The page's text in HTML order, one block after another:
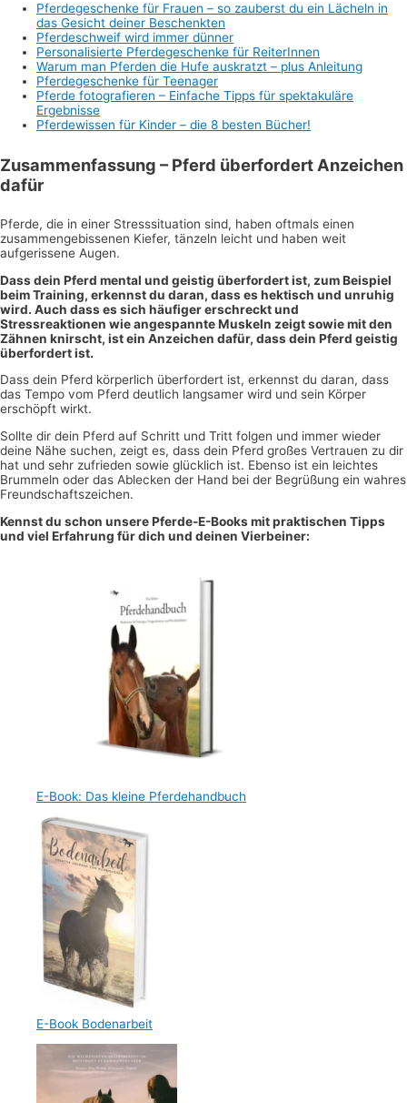
Pferdegeschenke für Frauen – so zauberst du ein Lächeln in
das Gesicht deiner Beschenkten
Pferdeschweif wird immer dünner
Personalisierte Pferdegeschenke für ReiterInnen
Warum man Pferden die Hufe auskratzt – plus Anleitung
Pferdegeschenke für Teenager
Pferde fotografieren – Einfache Tipps für spektakuläre
Ergebnisse
Pferdewissen für Kinder – die 8 besten Bücher!
Zusammenfassung – Pferd überfordert Anzeichen
dafür
Pferde, die in einer Stresssituation sind, haben oftmals einen
zusammengebissenen Kiefer, tänzeln leicht und haben weit
aufgerissene Augen.
Dass dein Pferd mental und geistig überfordert ist, zum Beispiel
beim Training, erkennst du daran, dass es hektisch und unruhig
wird. Auch dass es sich häufiger erschreckt und
Stressreaktionen wie angespannte Muskeln zeigt sowie mit den
Zähnen knirscht, ist ein Anzeichen dafür, dass dein Pferd geistig
überfordert ist.
Dass dein Pferd körperlich überfordert ist, erkennst du daran, dass
das Tempo vom Pferd deutlich langsamer wird und sein Körper
erschöpft wirkt.
Sollte dir dein Pferd auf Schritt und Tritt folgen und immer wieder
deine Nähe suchen, zeigt es, dass dein Pferd großes Vertrauen zu dir
hat und sehr zufrieden sowie glücklich ist. Ebenso ist ein leichtes
Brummeln oder das Ablecken der Hand bei der Begrüßung ein wahres
Freundschaftszeichen.
Kennst du schon unsere Pferde-E-Books mit praktischen Tipps
und viel Erfahrung für dich und deinen Vierbeiner:
E-Book: Das kleine Pferdehandbuch
E-Book Bodenarbeit